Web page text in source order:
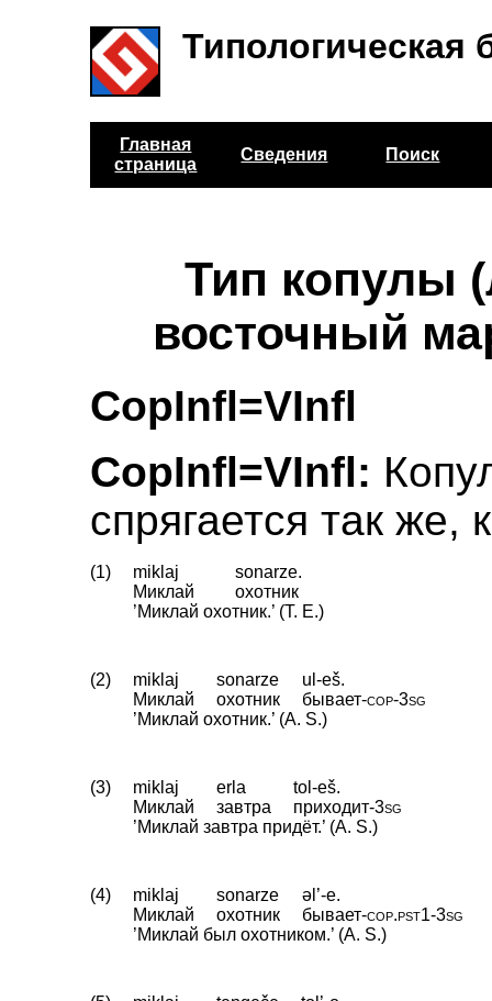
Типологическая
Главная
страница
Сведения Поиск
Тип копулы
восточный
CopInfl=VInfl
CopInfl=VInfl:
спрягается так же,
(1) miklaj
sonarze.
Миклай
охотник
’Миклай охотник.’ (T. E.)
(2) miklaj sonarze
ul-eš.
Миклай
охотник бывает‑cop‑3sg
’Миклай охотник.’ (A. S.)
(3) miklaj erla
tol-eš.
Миклай
завтра приходит‑3sg
’Миклай завтра придёт.’ (A. S.)
(4) miklaj sonarze
əl’-e.
Миклай
охотник бывает‑cop.pst1‑3sg
’Миклай был охотником.’ (A. S.)